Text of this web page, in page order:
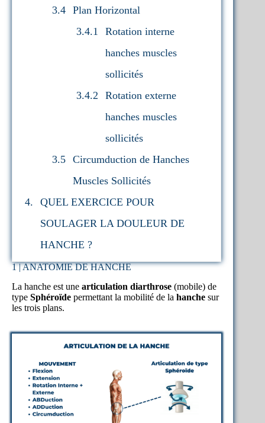
Plan Horizontal
Rotation interne
hanches muscles
sollicités
Rotation externe
hanches muscles
sollicités
Circumduction de Hanches
Muscles Sollicités
QUEL EXERCICE POUR
SOULAGER LA DOULEUR DE
HANCHE ?
1 | ANATOMIE DE HANCHE
La hanche est une articulation diarthrose (mobile) de
type Sphéroïde permettant la mobilité de la hanche sur
les trois plans.